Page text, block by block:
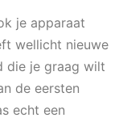
je apparaat
wellicht nieuwe
die je graag wilt
de eersten
echt een